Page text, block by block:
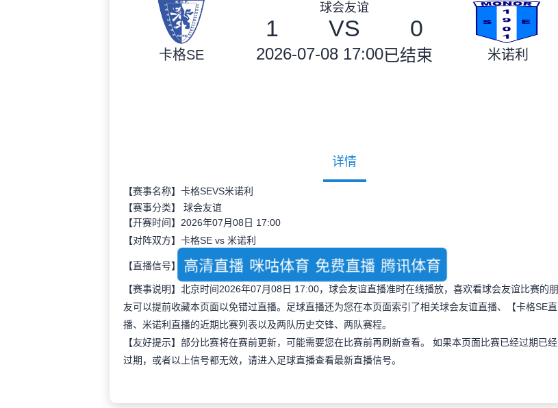
卡格SE
球会友谊
1 VS 0
2026-07-08 17:00已结束 米诺利
详情
【赛事名称】卡格SEVS米诺利
【赛事分类】 球会友谊
【开赛时间】2026年07月08日 17:00
【对阵双方】卡格SE vs 米诺利
【直播信号】 高清直播 咪咕体育 免费直播 腾讯体育
【赛事说明】北京时间2026年07月08日 17:00，球会友谊直播准时在线播放，喜欢看球会友谊比赛的朋
友可以提前收藏本页面以免错过直播。足球直播还为您在本页面索引了相关球会友谊直播、【卡格SE直
播、米诺利直播的近期比赛列表以及两队历史交锋、两队赛程。
【友好提示】部分比赛将在赛前更新，可能需要您在比赛前再刷新查看。 如果本页面比赛已经过期已经
过期，或者以上信号都无效，请进入足球直播查看最新直播信号。